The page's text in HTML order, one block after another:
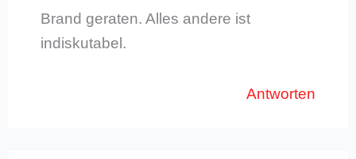
Brand geraten. Alles andere ist
indiskutabel.
Antworten